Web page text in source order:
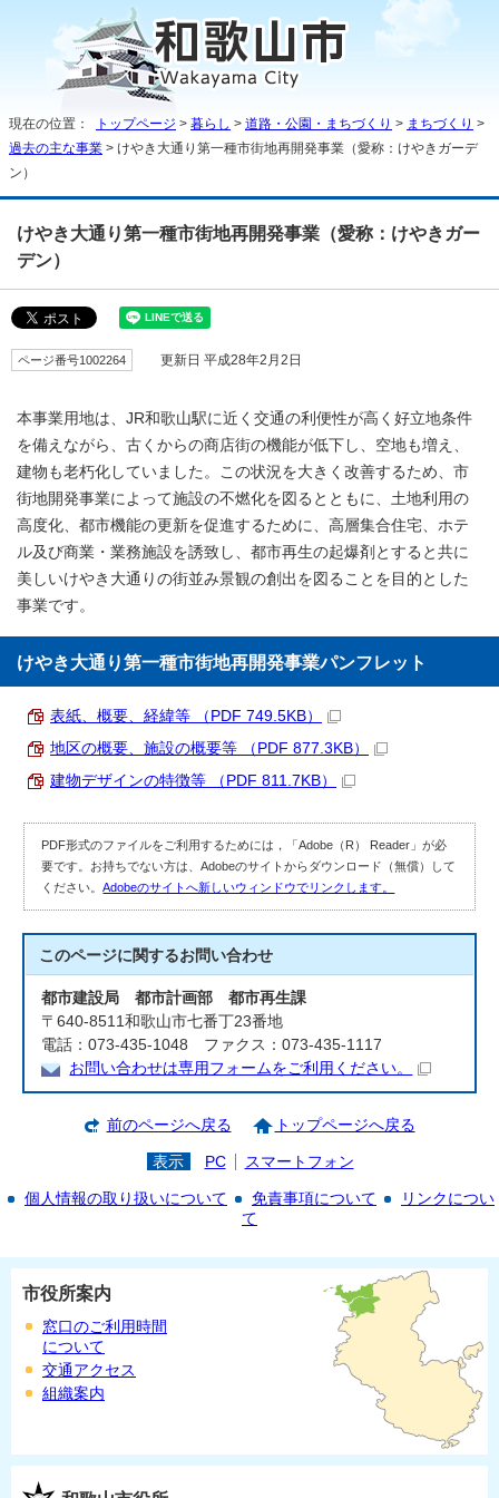
現在の位置： トップページ > 暮らし > 道路・公園・まちづくり > まちづくり >
過去の主な事業 > けやき大通り第一種市街地再開発事業（愛称：けやきガーデ
ン）
けやき大通り第一種市街地再開発事業（愛称：けやきガー
デン）
ページ番号1002264 更新日 平成28年2月2日
本事業用地は、JR和歌山駅に近く交通の利便性が高く好立地条件
を備えながら、古くからの商店街の機能が低下し、空地も増え、
建物も老朽化していました。この状況を大きく改善するため、市
街地開発事業によって施設の不燃化を図るとともに、土地利用の
高度化、都市機能の更新を促進するために、高層集合住宅、ホテ
ル及び商業・業務施設を誘致し、都市再生の起爆剤とすると共に
美しいけやき大通りの街並み景観の創出を図ることを目的とした
事業です。
けやき大通り第一種市街地再開発事業パンフレット
表紙、概要、経緯等 （PDF 749.5KB）
地区の概要、施設の概要等 （PDF 877.3KB）
建物デザインの特徴等 （PDF 811.7KB）
PDF形式のファイルをご利用するためには，「Adobe（R） Reader」が必
要です。お持ちでない方は、Adobeのサイトからダウンロード（無償）して
ください。Adobeのサイトへ新しいウィンドウでリンクします。
このページに関するお問い合わせ
都市建設局 都市計画部 都市再生課
〒640-8511和歌山市七番丁23番地
電話：073-435-1048 ファクス：073-435-1117
お問い合わせは専用フォームをご利用ください。
前のページへ戻る トップページへ戻る
表示 PC スマートフォン
個人情報の取り扱いについて 免責事項について
リンクについ
て
市役所案内
窓口のご利用時間
について
交通アクセス
組織案内